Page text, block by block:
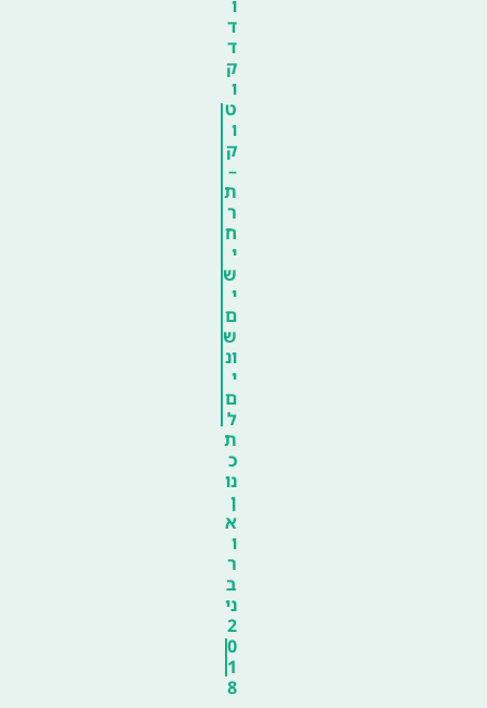
ו
ד
ד
ק
ו
ט
ו
ק
–
ת
ר
ח
י
ש
י
ם
ש
ונ
י
ם
ל
ת
כ
נו
ן
א
ו
ר
ב
ני
2
0
1
8